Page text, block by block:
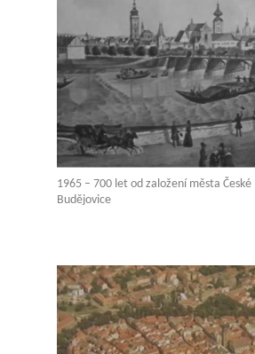
1965 – 700 let od založení města České
Budějovice